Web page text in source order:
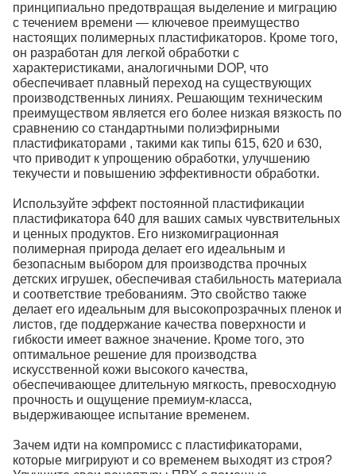
принципиально предотвращая выделение и миграцию
с течением времени — ключевое преимущество
настоящих полимерных пластификаторов. Кроме того,
он разработан для легкой обработки с
характеристиками, аналогичными DOP, что
обеспечивает плавный переход на существующих
производственных линиях. Решающим техническим
преимуществом является его более низкая вязкость по
сравнению со стандартными полиэфирными
пластификаторами , такими как типы 615, 620 и 630,
что приводит к упрощению обработки, улучшению
текучести и повышению эффективности обработки.
Используйте эффект постоянной пластификации
пластификатора 640 для ваших самых чувствительных
и ценных продуктов. Его низкомиграционная
полимерная природа делает его идеальным и
безопасным выбором для производства прочных
детских игрушек, обеспечивая стабильность материала
и соответствие требованиям. Это свойство также
делает его идеальным для высокопрозрачных пленок и
листов, где поддержание качества поверхности и
гибкости имеет важное значение. Кроме того, это
оптимальное решение для производства
искусственной кожи высокого качества,
обеспечивающее длительную мягкость, превосходную
прочность и ощущение премиум-класса,
выдерживающее испытание временем.
Зачем идти на компромисс с пластификаторами,
которые мигрируют и со временем выходят из строя?